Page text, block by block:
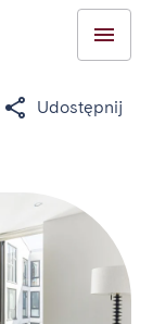
Udostępnij